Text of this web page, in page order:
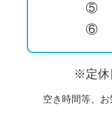
⑤
⑥
※定休
空き時間等、